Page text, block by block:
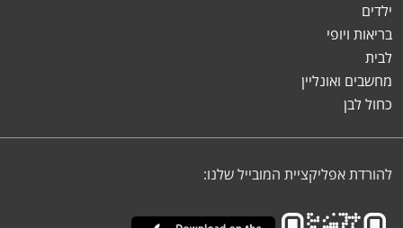
ילדים
בריאות ויופי
לבית
מחשבים ואונליין
כחול לבן
להורדת אפליקציית המובייל שלנו: